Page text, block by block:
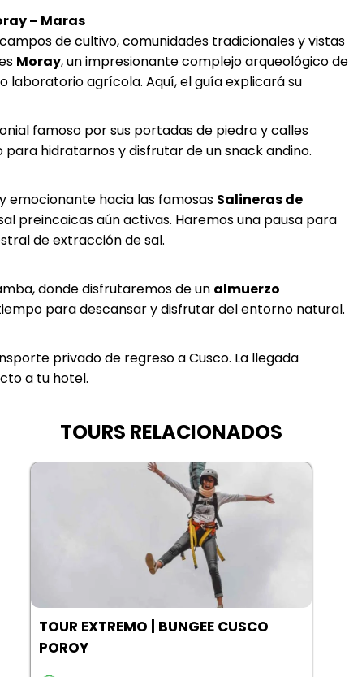
– Maras
de cultivo, comunidades tradicionales y vistas
Moray, un impresionante complejo arqueológico de
laboratorio agrícola. Aquí, el guía explicará su
famoso por sus portadas de piedra y calles
hidratarnos y disfrutar de un snack andino.
emocionante hacia las famosas Salineras de
preincaicas aún activas. Haremos una pausa para
de extracción de sal.
donde disfrutaremos de un almuerzo
para descansar y disfrutar del entorno natural.
privado de regreso a Cusco. La llegada
a tu hotel.
TOURS RELACIONADOS
TOUR EXTREMO | BUNGEE CUSCO
POROY